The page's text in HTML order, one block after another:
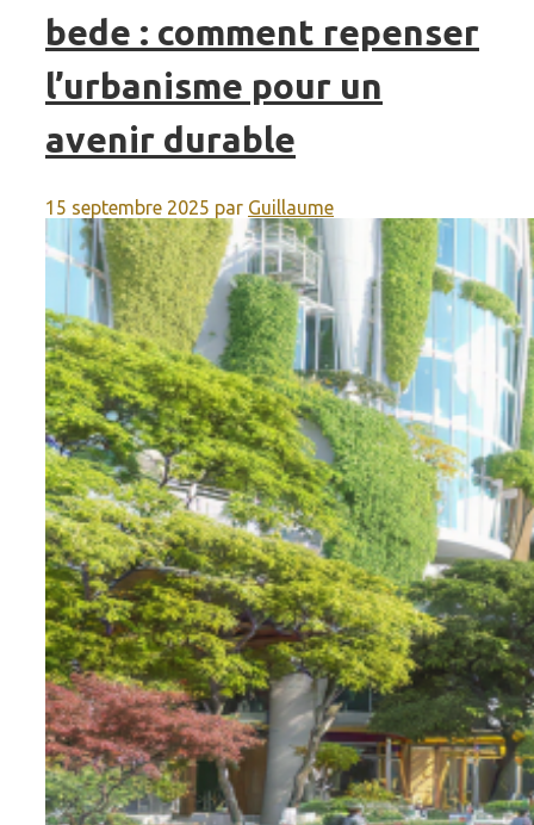
bede : comment repenser
l’urbanisme pour un
avenir durable
15 septembre 2025 par Guillaume